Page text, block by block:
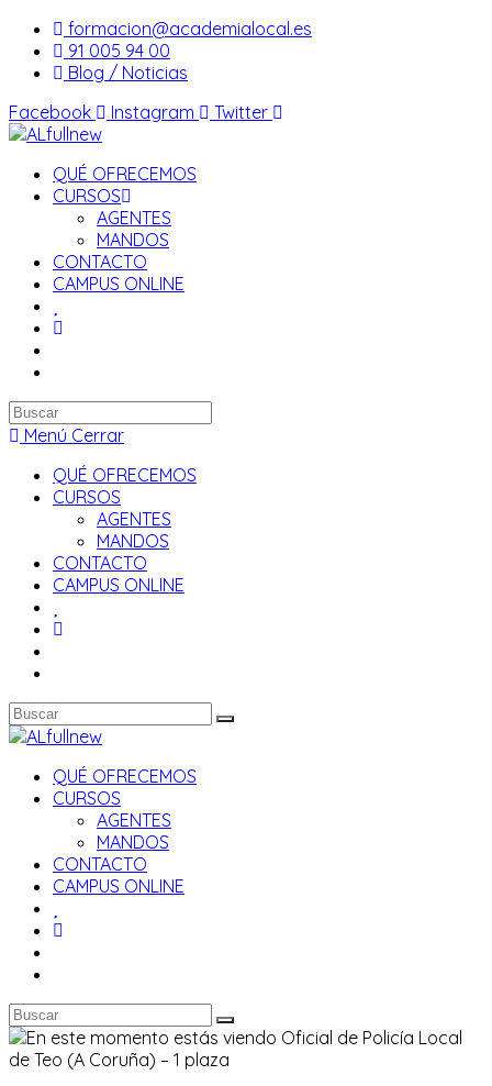
Saltar
contenido
formacion@academialocal.es
91 005 94 00
Blog / Noticias
Facebook
Instagram Twitter
QUÉ OFRECEMOS
CURSOS
AGENTES
MANDOS
CONTACTO
CAMPUS ONLINE
Buscar
en
web
Menú Cerrar
QUÉ OFRECEMOS
CURSOS
AGENTES
MANDOS
CONTACTO
CAMPUS ONLINE
QUÉ OFRECEMOS
CURSOS
AGENTES
MANDOS
CONTACTO
CAMPUS ONLINE